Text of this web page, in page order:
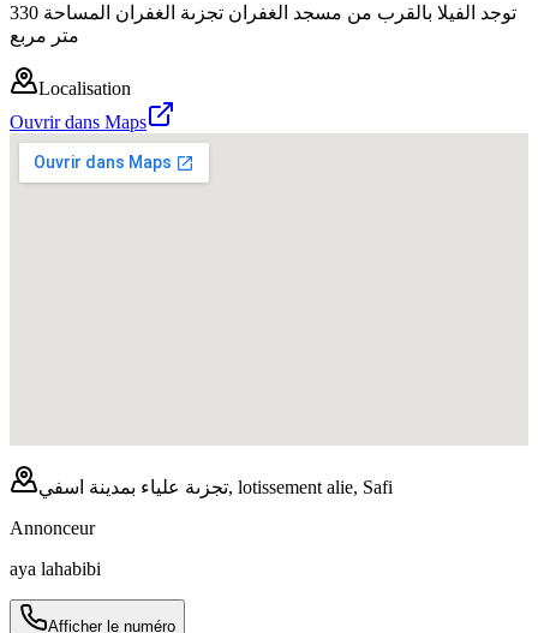
توجد الفيلا بالقرب من مسجد الغفران تجزىة الغفران المساحة 330
متر مربع
Localisation
Ouvrir dans Maps
تجزىة علياء بمدينة اسفي, lotissement alie, Safi
Annonceur
aya lahabibi
Afficher le numéro